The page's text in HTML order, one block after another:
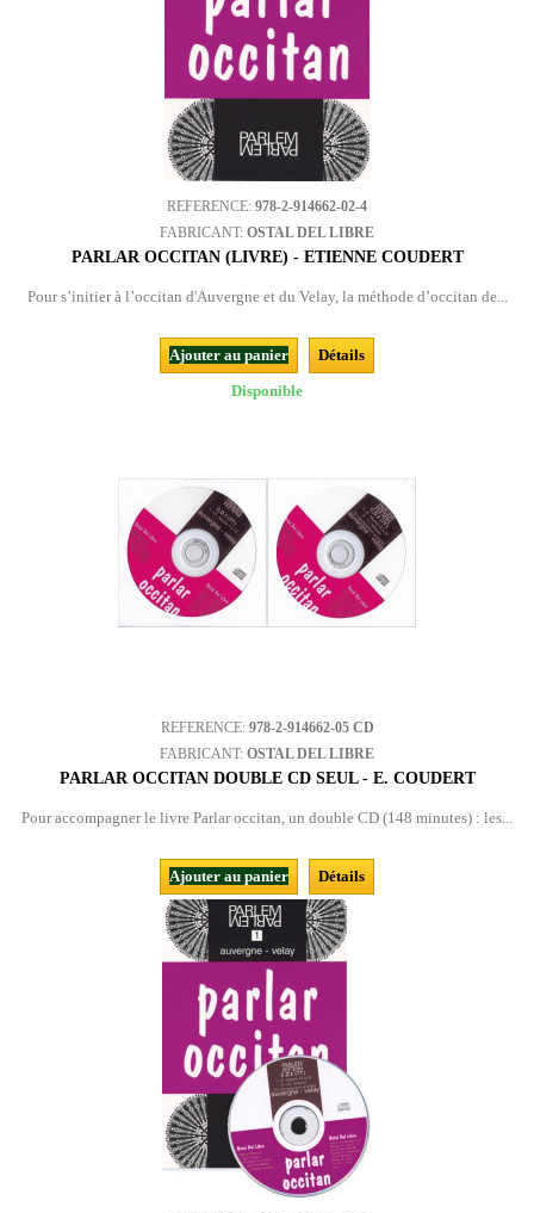
REFERENCE: 978-2-914662-02-4
FABRICANT: OSTAL DEL LIBRE
PARLAR OCCITAN (LIVRE) - ETIENNE COUDERT
Pour s’initier à l’occitan d'Auvergne et du Velay, la méthode d’occitan de...
Ajouter au panier
Détails
Disponible
REFERENCE: 978-2-914662-05 CD
FABRICANT: OSTAL DEL LIBRE
PARLAR OCCITAN DOUBLE CD SEUL - E. COUDERT
Pour accompagner le livre Parlar occitan, un double CD (148 minutes) : les...
Ajouter au panier Détails